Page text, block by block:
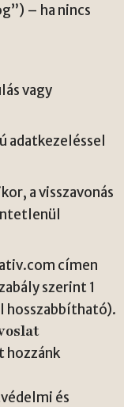
– ha nincs
vagy
adatkezeléssel
a visszavonás
címen
szerint 1
hosszabbítható).
hozzánk
és